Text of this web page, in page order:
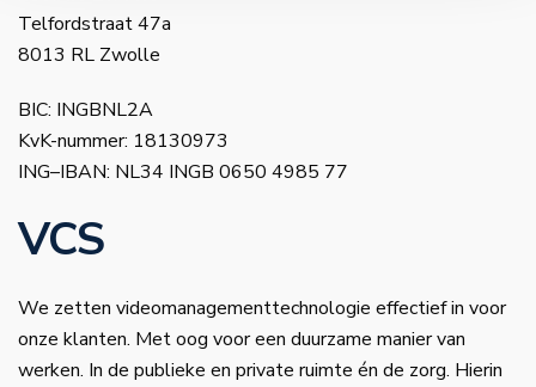
Telfordstraat 47a
8013 RL Zwolle
BIC: INGBNL2A
KvK-nummer: 18130973
ING–IBAN: NL34 INGB 0650 4985 77
VCS
We zetten videomanagementtechnologie effectief in voor
onze klanten. Met oog voor een duurzame manier van
werken. In de publieke en private ruimte én de zorg. Hierin